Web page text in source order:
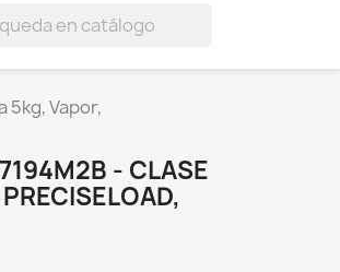
5kg, Vapor,
- CLASE